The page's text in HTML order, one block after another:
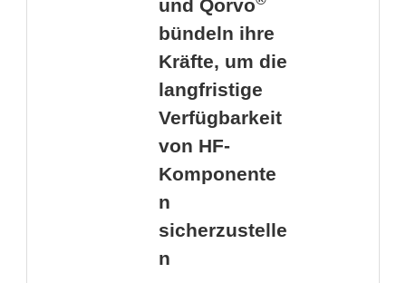
und Qorvo
bündeln ihre
Kräfte, um die
langfristige
Verfügbarkeit
von HF-
Komponente
n
sicherzustelle
n